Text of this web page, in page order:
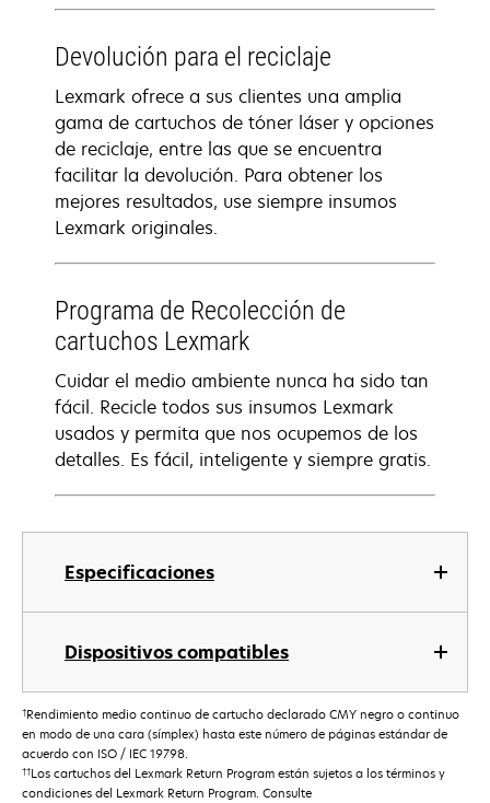
Especificaciones
Dispositivos compatibles
Devolución para el reciclaje
Lexmark ofrece a sus clientes una amplia
gama de cartuchos de tóner láser y opciones
de reciclaje, entre las que se encuentra
facilitar la devolución. Para obtener los
mejores resultados, use siempre insumos
Lexmark originales.
Programa de Recolección de
cartuchos Lexmark
Cuidar el medio ambiente nunca ha sido tan
fácil. Recicle todos sus insumos Lexmark
usados y permita que nos ocupemos de los
detalles. Es fácil, inteligente y siempre gratis.
†Rendimiento medio continuo de cartucho declarado CMY negro o continuo
en modo de una cara (símplex) hasta este número de páginas estándar de
acuerdo con ISO / IEC 19798.
††Los cartuchos del Lexmark Return Program están sujetos a los términos y
condiciones del Lexmark Return Program. Consulte